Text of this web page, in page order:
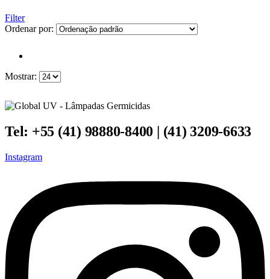
Filter
Ordenar por:
Mostrar:
Tel: +55 (41) 98880-8400 | (41) 3209-6633
Instagram